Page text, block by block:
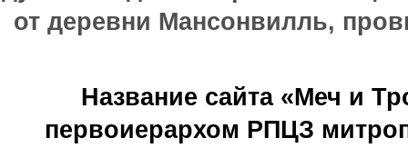
от деревни Мансонвилль,
Название сайта «Меч и
первоиерархом РПЦЗ